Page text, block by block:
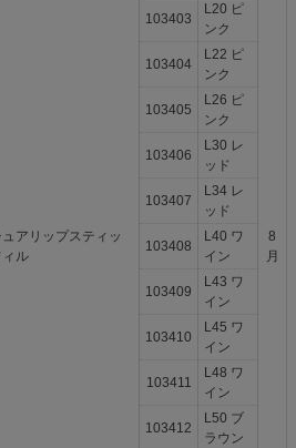
アリップスティッ
ィル
8
月
103403
L20 ピ
ンク
103404
L22 ピ
ンク
103405
L26 ピ
ンク
103406
L30 レ
ッド
103407
L34 レ
ッド
103408
L40 ワ
イン
103409
L43 ワ
イン
103410
L45 ワ
イン
103411
L48 ワ
イン
103412
L50 ブ
ラウン